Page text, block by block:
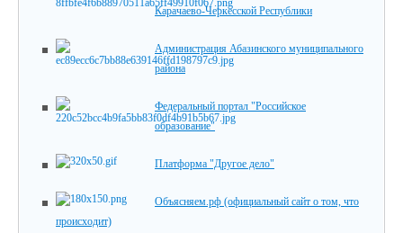
Карачаево-Черкесской Республики
Администрация Абазинского муниципального
района
Федеральный портал "Российское
образование"
Платформа "Другое дело"
Объясняем.рф (официальный сайт о том, что
происходит)